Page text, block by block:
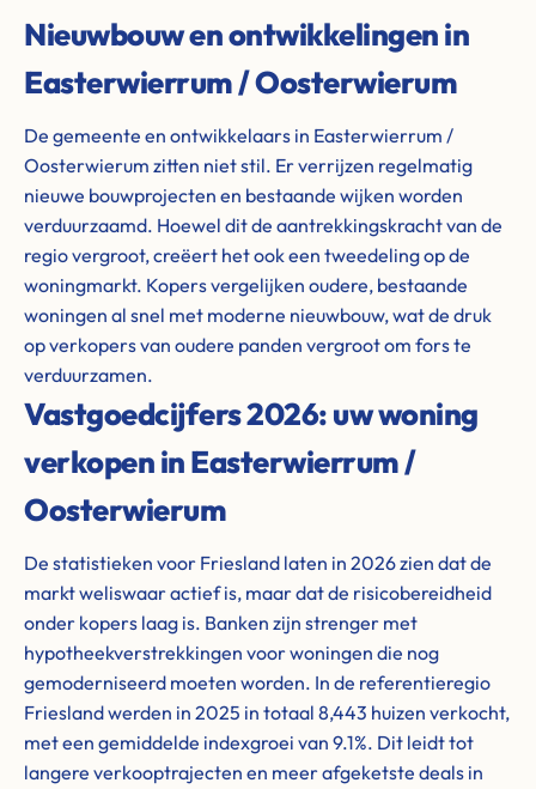
Nieuwbouw en ontwikkelingen in
Easterwierrum / Oosterwierum
De gemeente en ontwikkelaars in Easterwierrum /
Oosterwierum zitten niet stil. Er verrijzen regelmatig
nieuwe bouwprojecten en bestaande wijken worden
verduurzaamd. Hoewel dit de aantrekkingskracht van de
regio vergroot, creëert het ook een tweedeling op de
woningmarkt. Kopers vergelijken oudere, bestaande
woningen al snel met moderne nieuwbouw, wat de druk
op verkopers van oudere panden vergroot om fors te
verduurzamen.
Vastgoedcijfers 2026: uw woning
verkopen in Easterwierrum /
Oosterwierum
De statistieken voor Friesland laten in 2026 zien dat de
markt weliswaar actief is, maar dat de risicobereidheid
onder kopers laag is. Banken zijn strenger met
hypotheekverstrekkingen voor woningen die nog
gemoderniseerd moeten worden. In de referentieregio
Friesland werden in 2025 in totaal 8,443 huizen verkocht,
met een gemiddelde indexgroei van 9.1%. Dit leidt tot
langere verkooptrajecten en meer afgeketste deals in